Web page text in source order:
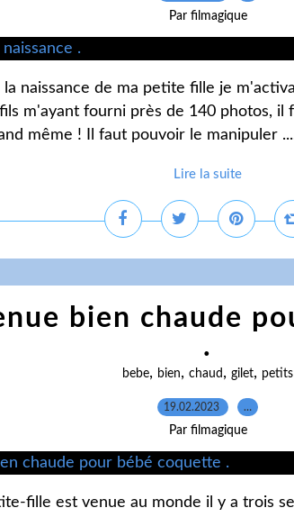
Par filmagique
naissance de ma petite fille je
m'ayant fourni près de 140 photos, il
même ! Il faut pouvoir le manipuler
Lire la suite
bien chaude
.
bebe, bien, chaud , gilet, petits
19.02.2023 …
Par filmagique
fille est venue au monde il y a trois